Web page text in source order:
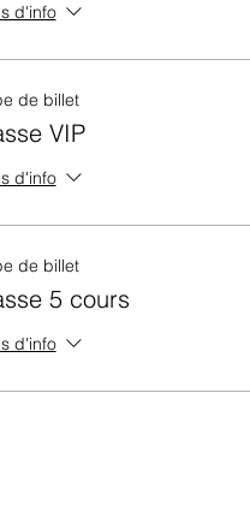
d'info
de billet
VIP
d'info
de billet
5 cours
d'info